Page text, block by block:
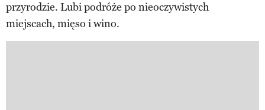
przyrodzie. Lubi podróże po nieoczywistych
miejscach, mięso i wino.